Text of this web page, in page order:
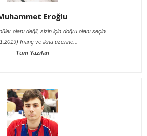
Eroğlu
olanı değil, sizin için doğru olanı seçin
İnanç ve ikna üzerine...
Tüm Yazıları